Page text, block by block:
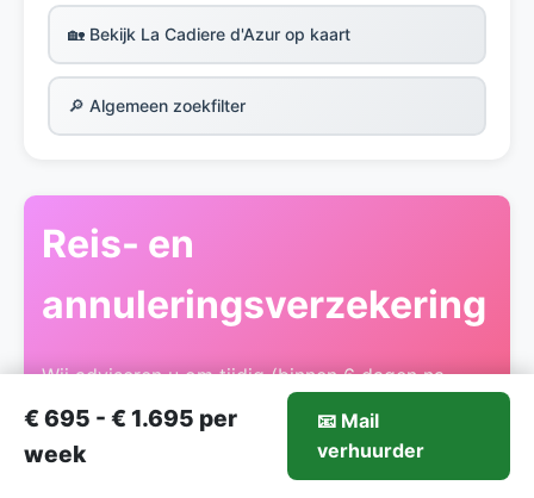
🏡 Bekijk La Cadiere d'Azur op kaart
🔎 Algemeen zoekfilter
Reis- en
annuleringsverzekering
Wij adviseren u om tijdig (binnen 6 dagen na
vastlegging van de booking) een
annuleringsverzekering af te sluiten. Bij voorkeur
695-€1.695/week Mail verhuurder
€ 695 - € 1.695 per
week
📧 Mail
verhuurder